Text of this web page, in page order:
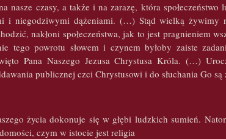
nasze czasy, a także i na zarazę, która
i niegodziwymi dążeniami. (…) Stąd wielką żywimy
nakłoni społeczeństwa, jak to jest pragnieniem
tego powrotu słowem i czynem byłoby zaiste
Pana Naszego Jezusa Chrystusa Króla. (…)
publicznej czci Chrystusowi i do słuchania Go
życia dokonuje się w głębi ludzkich sumień.
czym w istocie jest religia